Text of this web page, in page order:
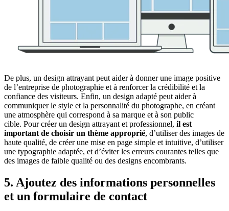
De plus, un design attrayant peut aider à donner une image positive
de l’entreprise de photographie et à renforcer la crédibilité et la
confiance des visiteurs. Enfin, un design adapté peut aider à
communiquer le style et la personnalité du photographe, en créant
une atmosphère qui correspond à sa marque et à son public
cible. Pour créer un design attrayant et professionnel, il est
important de choisir un thème approprié, d’utiliser des images de
haute qualité, de créer une mise en page simple et intuitive, d’utiliser
une typographie adaptée, et d’éviter les erreurs courantes telles que
des images de faible qualité ou des designs encombrants.
5. Ajoutez des informations personnelles
et un formulaire de contact